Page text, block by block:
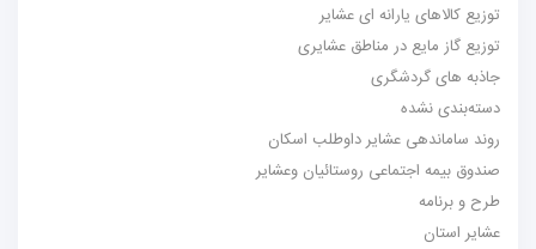
توزیع کالاهای یارانه ای عشایر
توزیع گاز مایع در مناطق عشایری
جاذبه های گردشگری
دسته‌بندی نشده
روند ساماندهی عشایر داوطلب اسکان
صندوق بیمه اجتماعی روستائیان وعشایر
طرح و برنامه
عشایر استان